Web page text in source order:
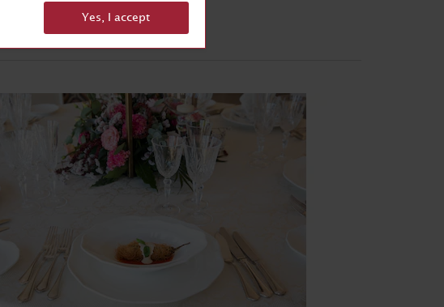
Yes, I accept